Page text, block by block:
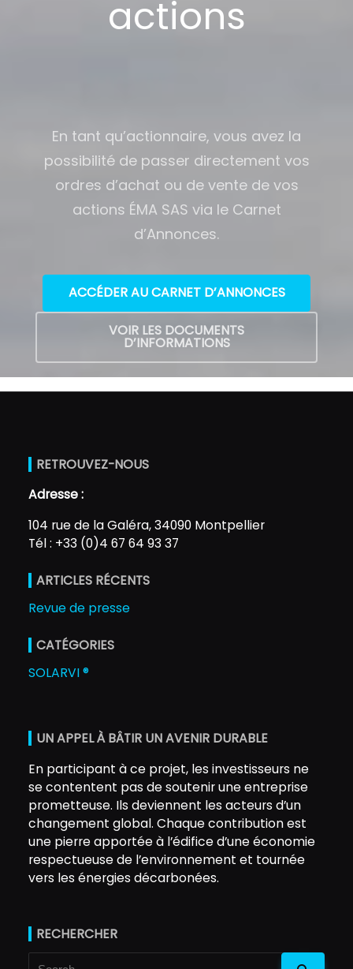
actions
En tant qu’actionnaire, vous avez la
possibilité de passer directement vos
ordres d’achat ou de vente de vos
actions ÉMA SAS via le Carnet
d’Annonces.
ACCÉDER AU CARNET D’ANNONCES
VOIR LES DOCUMENTS
D’INFORMATIONS
RETROUVEZ-NOUS
Adresse :
104 rue de la Galéra, 34090 Montpellier
Tél : +33 (0)4 67 64 93 37
ARTICLES RÉCENTS
Revue de presse
CATÉGORIES
SOLARVI ®
UN APPEL À BÂTIR UN AVENIR DURABLE
En participant à ce projet, les investisseurs ne
se contentent pas de soutenir une entreprise
prometteuse. Ils deviennent les acteurs d’un
changement global. Chaque contribution est
une pierre apportée à l’édifice d’une économie
respectueuse de l’environnement et tournée
vers les énergies décarbonées.
RECHERCHER
Search